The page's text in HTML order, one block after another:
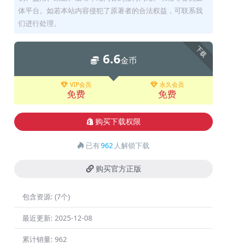
体平台。如若本站内容侵犯了原著者的合法权益，可联系我
们进行处理。
下载
6.6金币
VIP会员
免费
永久会员
免费
购买下载权限
已有962 人解锁下载
购买官方正版
包含资源: (7个)
最近更新: 2025-12-08
累计销量: 962